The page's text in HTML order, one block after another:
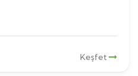
Keşfet